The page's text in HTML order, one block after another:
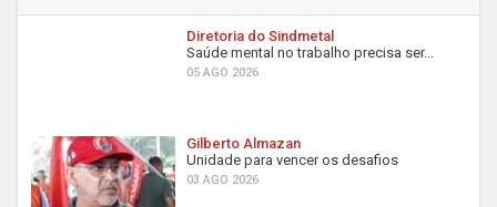
Diretoria do Sindmetal
Saúde mental no trabalho precisa ser...
05 AGO 2026
Gilberto Almazan
Unidade para vencer os desafios
03 AGO 2026